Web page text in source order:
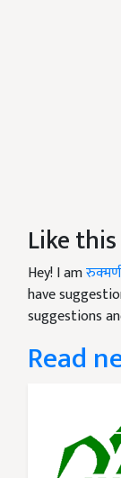
Like
Hey! I am
have
suggestions
Read